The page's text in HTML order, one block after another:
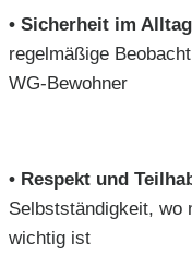
• Sicherheit im
regelmäßige
WG-Bewohner
• Respekt und
Selbstständigkeit, wo
wichtig ist